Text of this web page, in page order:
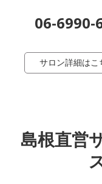
06-6990-
サロン詳細はこ
島根直営